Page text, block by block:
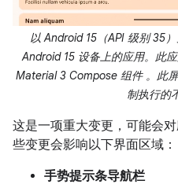
以 Android 15（API 级别 35
Android 15 设备上的应用。此
Material 3 Compose 组件 。此
制执行的
这是一项重大变更，可能会
些变更会影响以下界面区域：
手势提示条导航栏